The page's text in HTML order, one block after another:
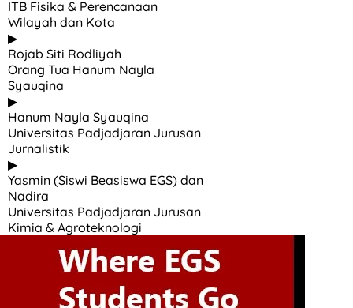
ITB Fisika & Perencanaan
Wilayah dan Kota
▶
Rojab Siti Rodliyah
Orang Tua Hanum Nayla
Syauqina
▶
Hanum Nayla Syauqina
Universitas Padjadjaran Jurusan
Jurnalistik
▶
Yasmin (Siswi Beasiswa EGS) dan
Nadira
Universitas Padjadjaran Jurusan
Kimia & Agroteknologi